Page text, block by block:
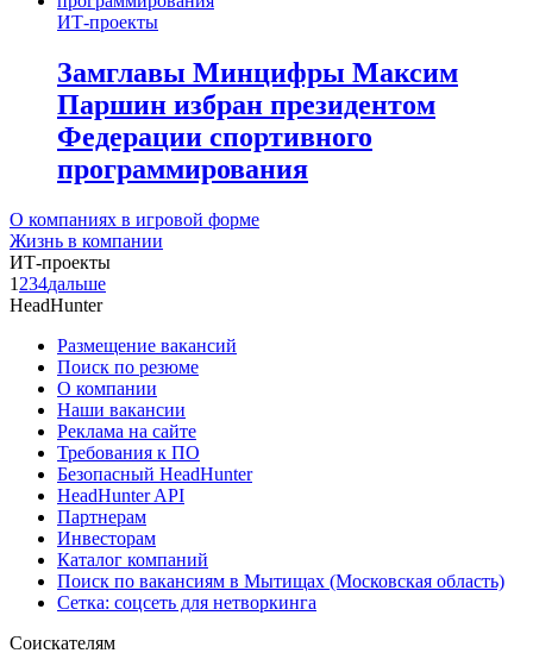
ИТ-проекты
Замглавы Минцифры Максим
Паршин избран президентом
Федерации спортивного
программирования
О компаниях в игровой форме
Жизнь в компании
ИТ-проекты
1 234дальше
HeadHunter
Размещение вакансий
Поиск по резюме
О компании
Наши вакансии
Реклама на сайте
Требования к ПО
Безопасный HeadHunter
HeadHunter API
Партнерам
Инвесторам
Каталог компаний
Поиск по вакансиям в Мытищах (Московская область)
Сетка: соцсеть для нетворкинга
Соискателям